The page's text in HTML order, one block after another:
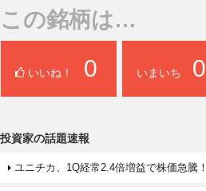
この銘柄は…
いいね！ 0 いまいち 0
投資家の話題速報
ユニチカ、1Q経常2.4倍増益で株価急騰！